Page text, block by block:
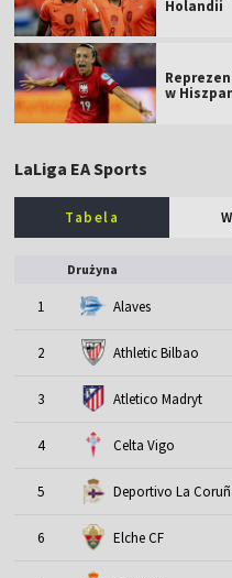
Holandii
w
LaLiga EA Sports
Tabela
Drużyna
1 Alaves
2 Athletic Bilbao
3 Atletico Madryt
4 Celta Vigo
5 Deportivo La
6 Elche CF